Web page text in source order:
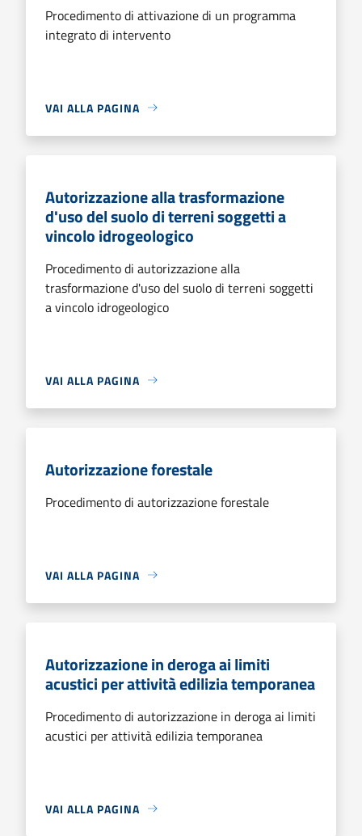
Procedimento di attivazione di un programma
integrato di intervento
VAI ALLA PAGINA
Autorizzazione alla trasformazione
d'uso del suolo di terreni soggetti a
vincolo idrogeologico
Procedimento di autorizzazione alla
trasformazione d'uso del suolo di terreni soggetti
a vincolo idrogeologico
VAI ALLA PAGINA
Autorizzazione forestale
Procedimento di autorizzazione forestale
VAI ALLA PAGINA
Autorizzazione in deroga ai limiti
acustici per attività edilizia temporanea
Procedimento di autorizzazione in deroga ai limiti
acustici per attività edilizia temporanea
VAI ALLA PAGINA